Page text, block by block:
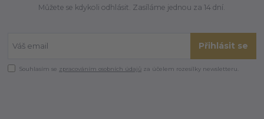
Můžete se kdykoli odhlásit. Zasíláme jednou za 14 dní.
Přihlásit se
Souhlasím se zpracováním osobních údajů za účelem rozesílky newsletteru.